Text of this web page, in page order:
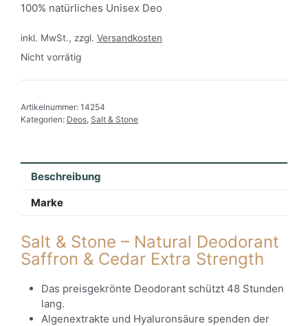
100% natürliches Unisex Deo
inkl. MwSt., zzgl. Versandkosten
Nicht vorrätig
Artikelnummer: 14254
Kategorien: Deos Salt & Stone
Beschreibung
Marke
Salt & Stone – Natural Deodorant
Saffron & Cedar Extra Strength
Das preisgekrönte Deodorant schützt 48 Stunden
lang.
Algenextrakte und Hyaluronsäure spenden der